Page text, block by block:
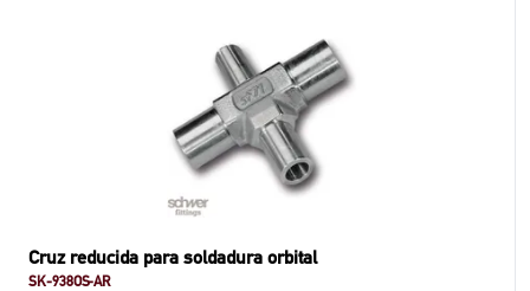
Cruz reducida para soldadura orbital
SK-938OS-AR